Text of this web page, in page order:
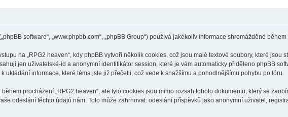
software“, „www.phpbb.com“, „phpBB Group“) používá jakékoliv informace shromážděné
na „RPG2 heaven“, kdy phpBB vytvoří několik cookies, což jsou malé textové soubory, které jsou
jen uživatelské-id a anonymní identifikátor session, které je vám automaticky přiděleno phpBB
ukládání informace, které téma jste již přečetli, což vede k snažšímu a pohodlnějšímu pohybu po fóru.
procházení „RPG2 heaven“, ale tyto cookies jsou mimo rozsah tohoto dokumentu, který se
odeslání těchto údajů nám. Toto může zahrnovat: odeslání příspěvků jako anonymní uživatel,